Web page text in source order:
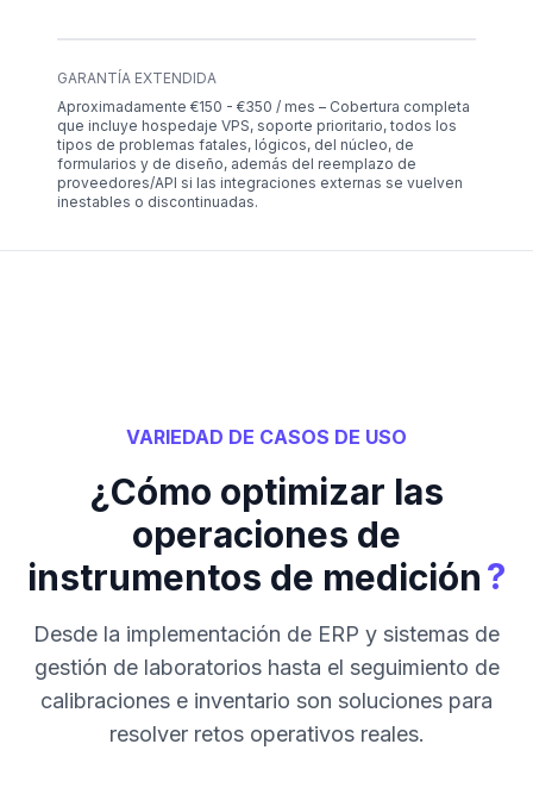
GARANTÍA EXTENDIDA
Aproximadamente €150 - €350 / mes – Cobertura completa
que incluye hospedaje VPS, soporte prioritario, todos los
tipos de problemas fatales, lógicos, del núcleo, de
formularios y de diseño, además del reemplazo de
proveedores/API si las integraciones externas se vuelven
inestables o discontinuadas.
VARIEDAD DE CASOS DE USO
¿Cómo optimizar las
operaciones de
instrumentos de medición?
Desde la implementación de ERP y sistemas de
gestión de laboratorios hasta el seguimiento de
calibraciones e inventario son soluciones para
resolver retos operativos reales.